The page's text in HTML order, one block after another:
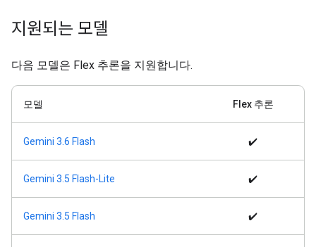
지원되는 모델
다음 모델은 Flex 추론을 지원합니다.
모델 Flex 추론
Gemini 3.6 Flash ✔️
Gemini 3.5 Flash-Lite ✔️
Gemini 3.5 Flash ✔️